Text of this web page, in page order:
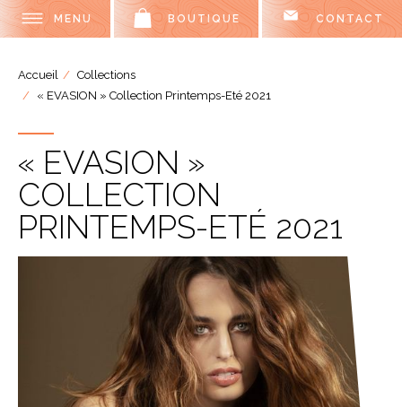
MENU BOUTIQUE CONTACT
Accueil
Collections
« EVASION » Collection Printemps-Eté 2021
« EVASION »
COLLECTION
PRINTEMPS-ETÉ 2021